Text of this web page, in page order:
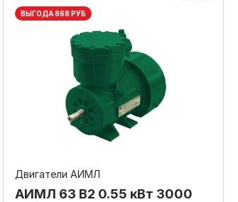
ВЫГОДА 868 РУБ
Двигатели АИМЛ
АИМЛ 63 В2 0.55 кВт 3000